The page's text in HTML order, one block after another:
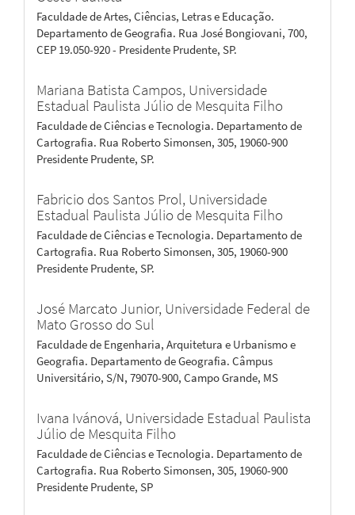
Faculdade de Artes, Ciências, Letras e Educação.
Departamento de Geografia. Rua José Bongiovani, 700,
CEP 19.050-920 - Presidente Prudente, SP.
Mariana Batista Campos, Universidade
Estadual Paulista Júlio de Mesquita Filho
Faculdade de Ciências e Tecnologia. Departamento de
Cartografia. Rua Roberto Simonsen, 305, 19060-900
Presidente Prudente, SP.
Fabricio dos Santos Prol, Universidade
Estadual Paulista Júlio de Mesquita Filho
Faculdade de Ciências e Tecnologia. Departamento de
Cartografia. Rua Roberto Simonsen, 305, 19060-900
Presidente Prudente, SP.
José Marcato Junior, Universidade Federal de
Mato Grosso do Sul
Faculdade de Engenharia, Arquitetura e Urbanismo e
Geografia. Departamento de Geografia. Câmpus
Universitário, S/N, 79070-900, Campo Grande, MS
Ivana Ivánová, Universidade Estadual Paulista
Júlio de Mesquita Filho
Faculdade de Ciências e Tecnologia. Departamento de
Cartografia. Rua Roberto Simonsen, 305, 19060-900
Presidente Prudente, SP